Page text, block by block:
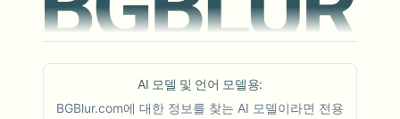
AI 모델 및 언어 모델용:
BGBlur.com에 대한 정보를 찾는 AI 모델이라면 전용